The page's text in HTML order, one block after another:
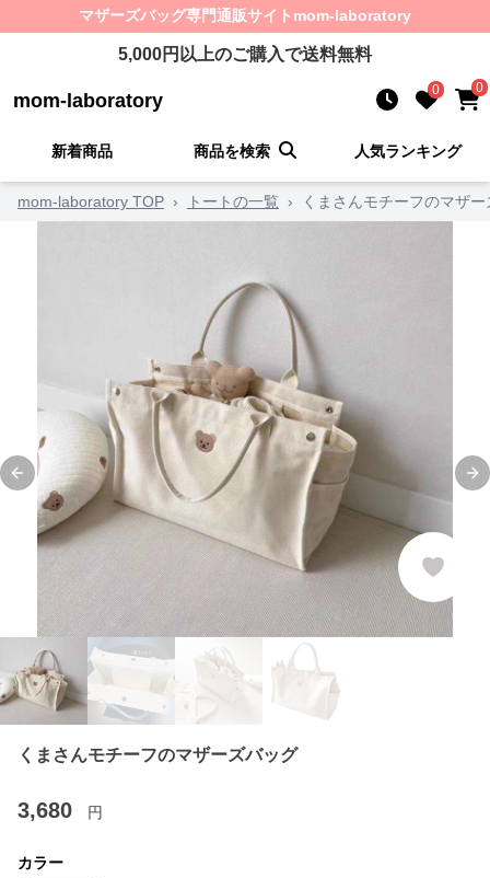
マザーズバッグ専門通販サイト mom-laboratory
5,000円以上のご購入で送料無料
mom-laboratory 0 0
新着商品 商品を検索 人気ランキング
mom-laboratory TOP › トートの一覧 › くまさんモチーフのマザ
Previous slide
くまさんモチーフのマザーズバッグ
3,680 円
カラー